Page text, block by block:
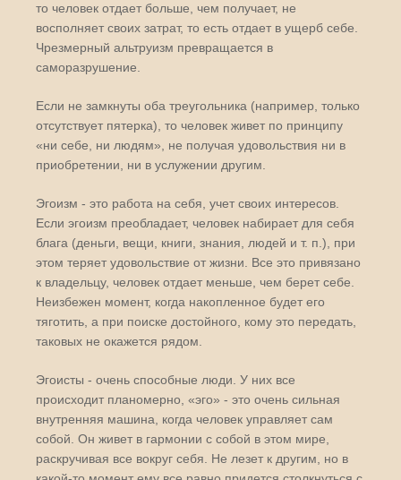
то человек отдает больше, чем получает, не
восполняет своих затрат, то есть отдает в ущерб себе.
Чрезмерный альтруизм превращается в
саморазрушение.
Если не замкнуты оба треугольника (например, только
отсутствует пятерка), то человек живет по принципу
«ни себе, ни людям», не получая удовольствия ни в
приобретении, ни в услужении другим.
Эгоизм - это работа на себя, учет своих интересов.
Если эгоизм преобладает, человек набирает для себя
блага (деньги, вещи, книги, знания, людей и т. п.), при
этом теряет удовольствие от жизни. Все это привязано
к владельцу, человек отдает меньше, чем берет себе.
Неизбежен момент, когда накопленное будет его
тяготить, а при поиске достойного, кому это передать,
таковых не окажется рядом.
Эгоисты - очень способные люди. У них все
происходит планомерно, «эго» - это очень сильная
внутренняя машина, когда человек управляет сам
собой. Он живет в гармонии с собой в этом мире,
раскручивая все вокруг себя. Не лезет к другим, но в